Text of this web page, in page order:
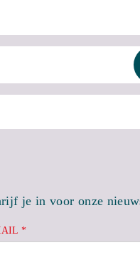
je in voor onze
*